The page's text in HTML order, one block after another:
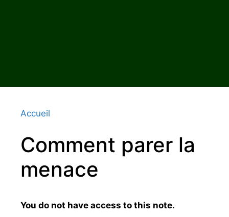
Accueil
Comment parer la
menace
You do not have access to this note.